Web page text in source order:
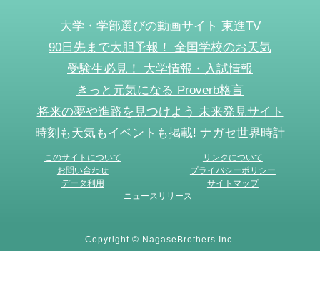
大学・学部選びの動画サイト 東進TV
90日先まで大胆予報！ 全国学校のお天気
受験生必見！ 大学情報・入試情報
きっと元気になる Proverb格言
将来の夢や進路を見つけよう 未来発見サイト
時刻も天気もイベントも掲載! ナガセ世界時計
このサイトについて
リンクについて
お問い合わせ
プライバシーポリシー
データ利用
サイトマップ
ニュースリリース
Copyright © NagaseBrothers Inc.